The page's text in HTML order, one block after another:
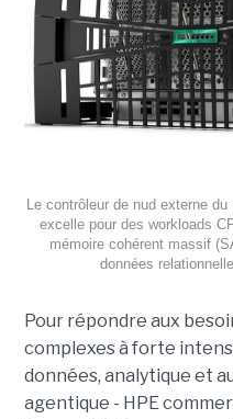
Le contrôleur de nud externe
excelle pour des workloads
mémoire cohérent massif
données
Pour répondre aux
complexes à forte
données, analytique et
agentique - HPE